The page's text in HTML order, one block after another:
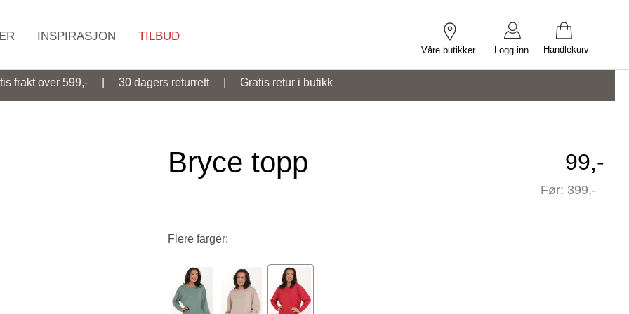
Våre butikker Logg inn Handlekurv
INSPIRASJON TILBUD
frakt over 599,- | 30 dagers returrett | Gratis retur i butikk
Bryce topp 99,-
Før 399,-
Flere farger